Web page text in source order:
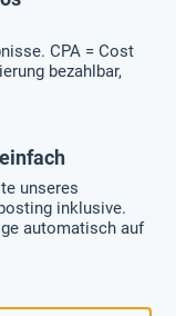
CPA = Cost
bezahlbar,
unseres
inklusive.
automatisch auf